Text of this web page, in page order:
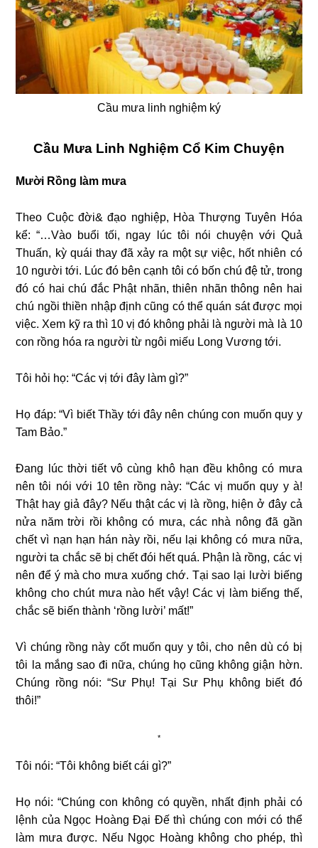
Cầu mưa linh nghiệm ký
Cầu Mưa Linh Nghiệm Cổ Kim Chuyện
Mười Rồng làm mưa
Theo Cuộc đời& đạo nghiệp, Hòa Thượng Tuyên Hóa
kể: “…Vào buổi tối, ngay lúc tôi nói chuyện với Quả
Thuấn, kỳ quái thay đã xảy ra một sự việc, hốt nhiên có
10 người tới. Lúc đó bên cạnh tôi có bốn chú đệ tử, trong
đó có hai chú đắc Phật nhãn, thiên nhãn thông nên hai
chú ngồi thiền nhập định cũng có thể quán sát được mọi
việc. Xem kỹ ra thì 10 vị đó không phải là người mà là 10
con rồng hóa ra người từ ngôi miếu Long Vương tới.
Tôi hỏi họ: “Các vị tới đây làm gì?”
Họ đáp: “Vì biết Thầy tới đây nên chúng con muốn quy y
Tam Bảo.”
Đang lúc thời tiết vô cùng khô hạn đều không có mưa
nên tôi nói với 10 tên rồng này: “Các vị muốn quy y à!
Thật hay giả đây? Nếu thật các vị là rồng, hiện ở đây cả
nửa năm trời rồi không có mưa, các nhà nông đã gần
chết vì nạn hạn hán này rồi, nếu lại không có mưa nữa,
người ta chắc sẽ bị chết đói hết quá. Phận là rồng, các vị
nên để ý mà cho mưa xuống chớ. Tại sao lại lười biếng
không cho chút mưa nào hết vậy! Các vị làm biếng thế,
chắc sẽ biến thành ‘rồng lười’ mất!”
Vì chúng rồng này cốt muốn quy y tôi, cho nên dù có bị
tôi la mắng sao đi nữa, chúng họ cũng không giận hờn.
Chúng rồng nói: “Sư Phụ! Tại Sư Phụ không biết đó
thôi!”
*
Tôi nói: “Tôi không biết cái gì?”
Họ nói: “Chúng con không có quyền, nhất định phải có
lệnh của Ngọc Hoàng Đại Đế thì chúng con mới có thể
làm mưa được. Nếu Ngọc Hoàng không cho phép, thì